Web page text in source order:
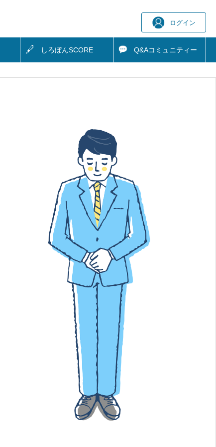
ログイン
しろぼんSCORE Q&Aコミュニティー